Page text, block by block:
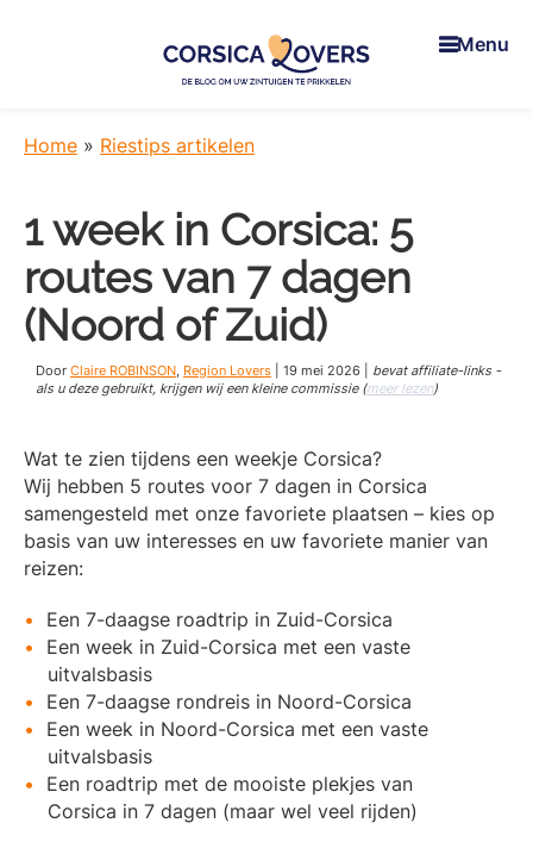
Lovers
zintuigen
Corsica
De
blog
van
Claire
en
Menu
Home » Riestips artikelen
1 week in Corsica: 5
routes van 7 dagen
(Noord of Zuid)
Door Claire ROBINSON Region Lovers 19 mei 2026
bevat affiliate-links -
als u deze gebruikt, krijgen wij een kleine commissie (meer lezen)
Wat te zien tijdens een weekje Corsica?
Wij hebben 5 routes voor 7 dagen in Corsica
samengesteld met onze favoriete plaatsen – kies op
basis van uw interesses en uw favoriete manier van
reizen:
Een 7-daagse roadtrip in Zuid-Corsica
Een week in Zuid-Corsica met een vaste
uitvalsbasis
Een 7-daagse rondreis in Noord-Corsica
Een week in Noord-Corsica met een vaste
uitvalsbasis
Een roadtrip met de mooiste plekjes van
Corsica in 7 dagen (maar wel veel rijden)